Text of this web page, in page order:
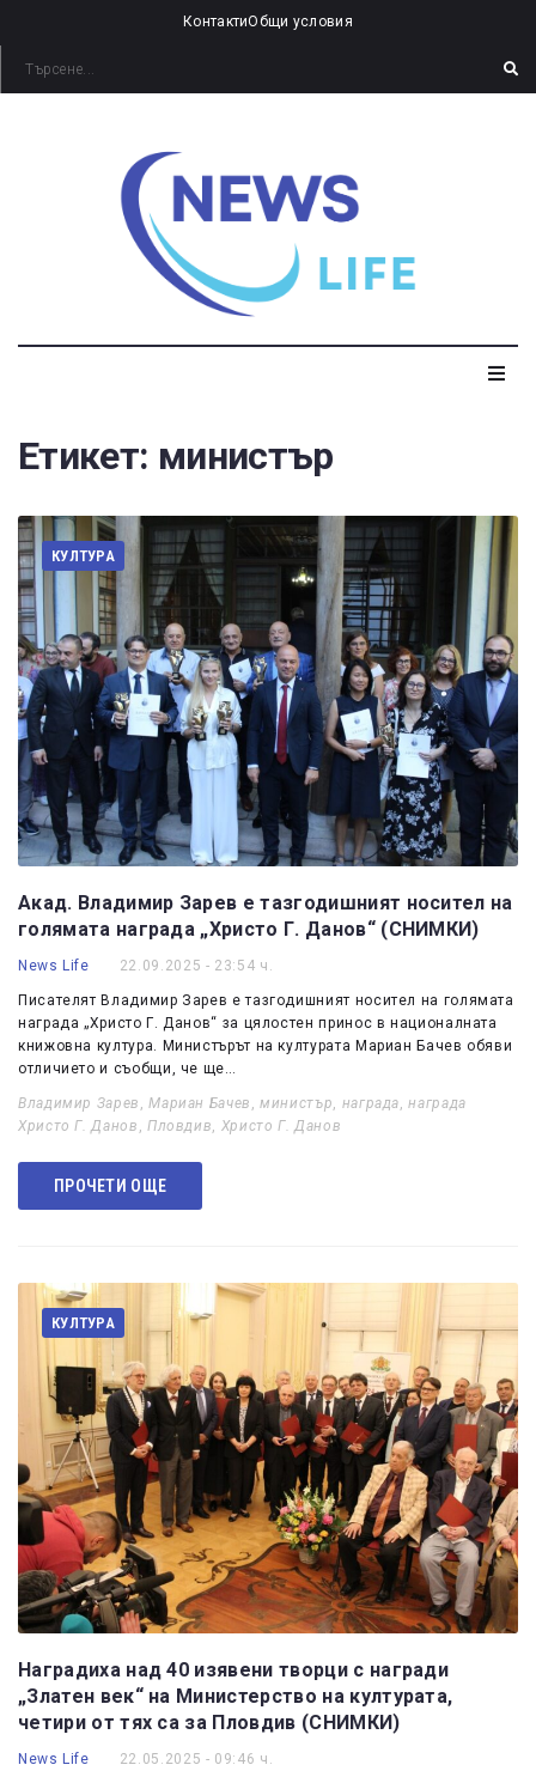
КонтактиОбщи условия
Етикет: министър
КУЛТУРА
Акад. Владимир Зарев е тазгодишният носител на
голямата награда „Христо Г. Данов“ (СНИМКИ)
News Life 22.09.2025 - 23:54 ч.
Писателят Владимир Зарев е тазгодишният носител на голямата
награда „Христо Г. Данов“ за цялостен принос в националната
книжовна култура. Министърът на културата Мариан Бачев обяви
отличието и съобщи, че ще…
Владимир Зарев ,Мариан Бачев ,министър, награда,награда
Христо Г. Данов , Пловдив, Христо Г. Данов
ПРОЧЕТИ ОЩЕ
КУЛТУРА
Наградиха над 40 изявени творци с награди
„Златен век“ на Министерство на културата,
четири от тях са за Пловдив (СНИМКИ)
News Life 22.05.2025 - 09:46 ч.